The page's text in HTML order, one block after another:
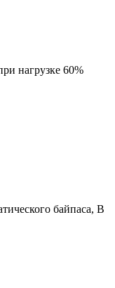
нагрузке 60%
байпаса, В